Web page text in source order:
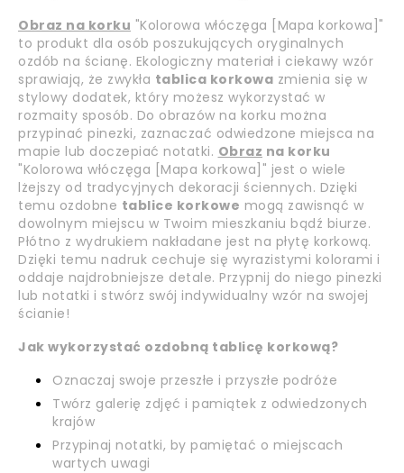
Obraz na korku "Kolorowa włóczęga [Mapa korkowa]"
to produkt dla osób poszukujących oryginalnych
ozdób na ścianę. Ekologiczny materiał i ciekawy wzór
sprawiają, że zwykła tablica korkowa zmienia się w
stylowy dodatek, który możesz wykorzystać w
rozmaity sposób. Do obrazów na korku można
przypinać pinezki, zaznaczać odwiedzone miejsca na
mapie lub doczepiać notatki. Obraz na korku
"Kolorowa włóczęga [Mapa korkowa]" jest o wiele
lżejszy od tradycyjnych dekoracji ściennych. Dzięki
temu ozdobne tablice korkowe mogą zawisnąć w
dowolnym miejscu w Twoim mieszkaniu bądź biurze.
Płótno z wydrukiem nakładane jest na płytę korkową.
Dzięki temu nadruk cechuje się wyrazistymi kolorami i
oddaje najdrobniejsze detale. Przypnij do niego pinezki
lub notatki i stwórz swój indywidualny wzór na swojej
ścianie!
Jak wykorzystać ozdobną tablicę korkową?
Oznaczaj swoje przeszłe i przyszłe podróże
Twórz galerię zdjęć i pamiątek z odwiedzonych
krajów
Przypinaj notatki, by pamiętać o miejscach
wartych uwagi